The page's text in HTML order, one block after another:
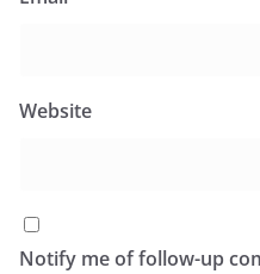
Website
Notify me of follow-up